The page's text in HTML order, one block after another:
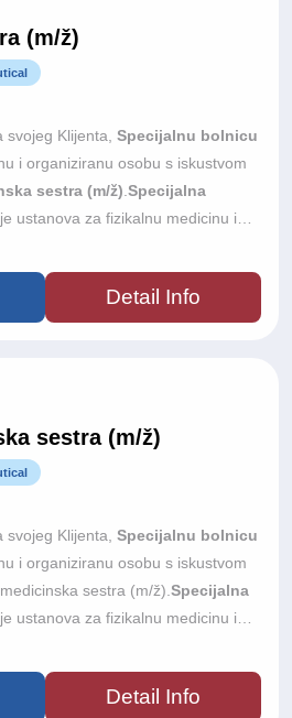
(m/ž)
svojeg Klijenta, Specijalnu bolnicu
i organiziranu osobu s iskustvom
sestra (m/ž) Specijalna
ustanova za fizikalnu medicinu i
s otvorenjem planiranim u jesen
s 33 dvokrevetne sobe,
hidroterapijom, bazenom i
za elektroterapiju te je
rada i odnos prema pacijentu
Detail Info
sestra (m/ž)
svojeg Klijenta, Specijalnu bolnicu
i organiziranu osobu s iskustvom
sestra (m/ž). Specijalna
ustanova za fizikalnu medicinu i
s otvorenjem planiranim u jesen
s 33 dvokrevetne sobe,
hidroterapijom, bazenom i
Detail Info